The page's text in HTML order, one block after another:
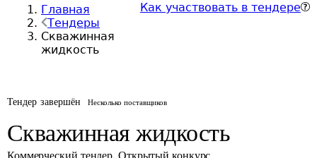
Главная
Тендеры
Скважинная
жидкость
Как участвовать в тендере
Тендер завершён Несколько поставщиков
Скважинная жидкость
Коммерческий тендер, Открытый конкурс